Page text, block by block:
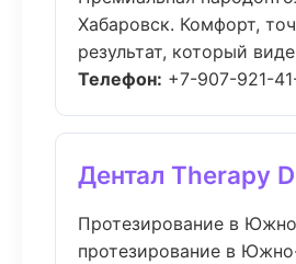
Хабаровск. Комфорт,
результат, который
Телефон: +7-907-921-
Дентал Therapy
Протезирование в
протезирование в